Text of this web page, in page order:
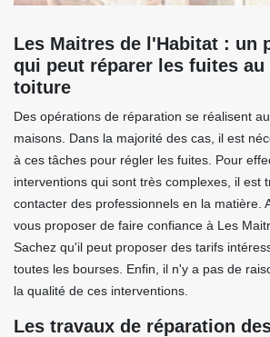
Les Maitres de l'Habitat : un
qui peut réparer les fuites au
toiture
Des opérations de réparation se réalisent
maisons. Dans la majorité des cas, il est
à ces tâches pour régler les fuites. Pour
interventions qui sont très complexes, il est
contacter des professionnels en la matière.
vous proposer de faire confiance à Les
Sachez qu'il peut proposer des tarifs
toutes les bourses. Enfin, il n'y a pas de
la qualité de ces interventions.
Les travaux de réparation